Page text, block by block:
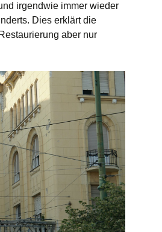
irgendwie immer wieder
Dies erklärt die
aber nur